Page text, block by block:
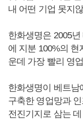
내 어떤 기업 못지
한화생명은 2005
에 지분 100%의
운데 가장 빨리 영
한화생명이 베트남
구축한 영업망과
전진기지로 삼는